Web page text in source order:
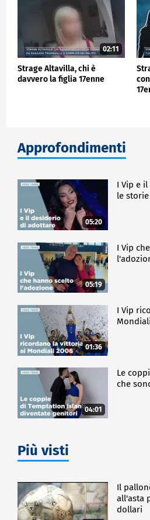
02:11
Strage Altavilla, chi è
davvero la figlia 17enne
Approfondimenti
05:20
I Vip e
le
05:19
I Vip
01:36
I Vip
04:01
Le
che
Più visti
Il
all'asta
dollari